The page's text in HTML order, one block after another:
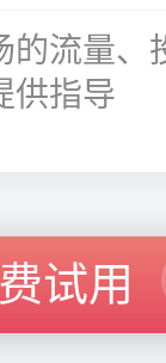
的流量、
供指导
试用